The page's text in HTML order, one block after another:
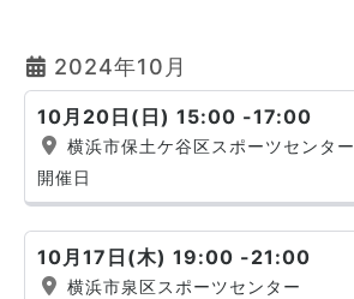
2024年10月
10月20日(日) 15:00 -17:00
横浜市保土ケ谷区スポーツセンター
開催日
10月17日(木) 19:00 -21:00
横浜市泉区スポーツセンター